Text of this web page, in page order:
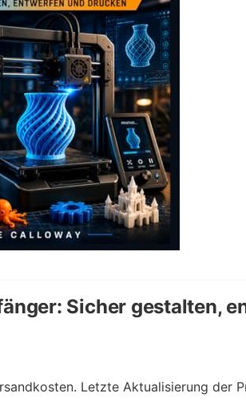
Sicher gestalten,
Letzte Aktualisierung der